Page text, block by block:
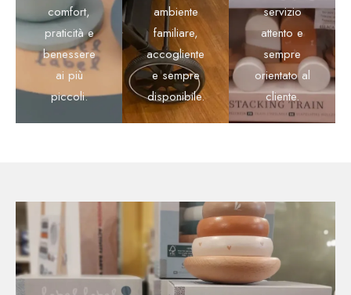
comfort,
praticità e
benessere
ai più
piccoli.
ambiente
familiare,
accogliente
e sempre
disponibile.
servizio
attento e
sempre
orientato al
cliente.